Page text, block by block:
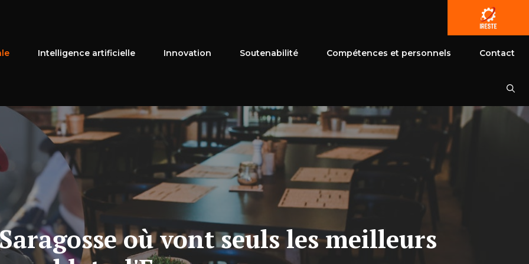
Intelligence artificielle Innovation Soutenabilité Compétences et personnels Contact
où vont seuls les meilleurs